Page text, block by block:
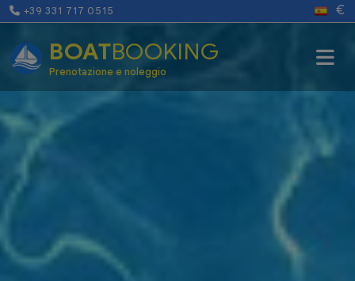
+39 331 717 0515 €
BOATBOOKING
Prenotazione e noleggio